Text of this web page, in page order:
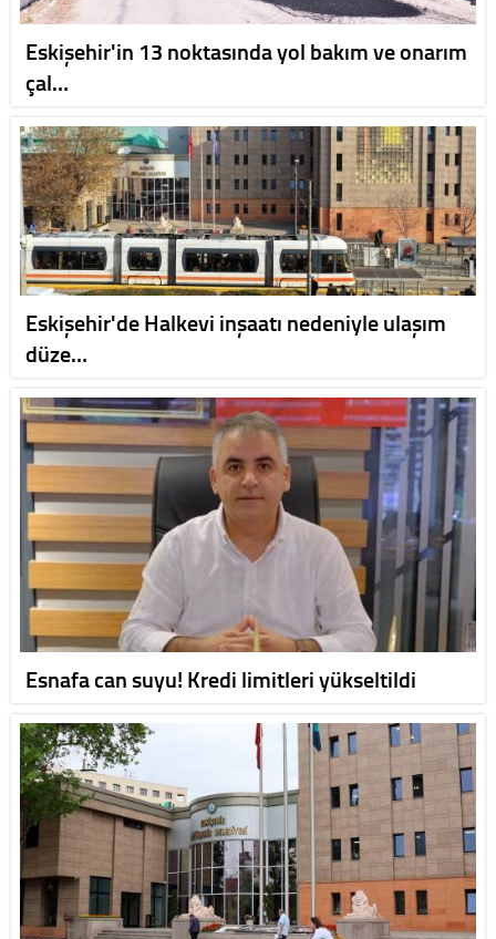
Eskişehir'in 13 noktasında yol bakım ve onarım
çal…
Eskişehir'de Halkevi inşaatı nedeniyle ulaşım
düze…
Esnafa can suyu! Kredi limitleri yükseltildi